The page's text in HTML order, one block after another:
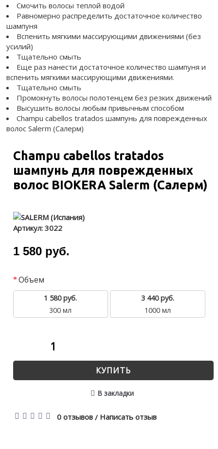
Смочить волосы теплой водой
Равномерно распределить достаточное количество
шампуня
Вспенить мягкими массирующими движениями (без
усилий)
Тщательно смыть
Еще раз нанести достаточное количество шампуня и
вспенить мягкими массирующими движениями.
Тщательно смыть
Промокнуть волосы полотенцем без резких движений
Высушить волосы любым привычным способом
Champu cabellos tratados шампунь для поврежденных
волос Salerm (Cалерм)
Champu cabellos tratados
шампунь для поврежденных
волос BIOKERA Salerm (Cалерм)
Артикул: 3022
1 580 руб.
Объем
1 580 руб.
300 мл
3 440 руб.
1000 мл
КУПИТЬ
В закладки
0 отзывов/ Написать отзыв